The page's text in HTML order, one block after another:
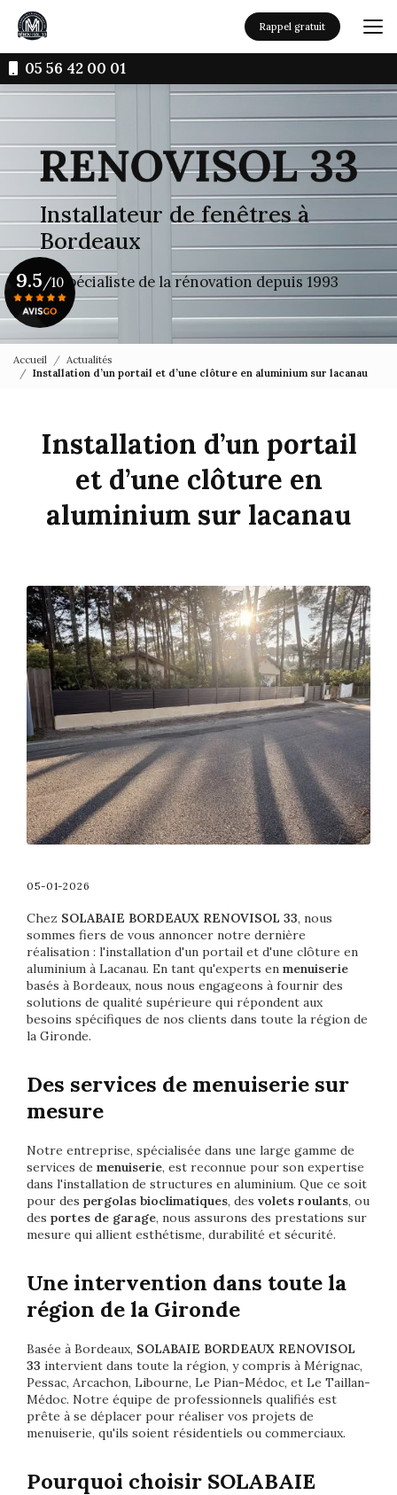
Aller
contenu
principal05 56 42 00 01
Rappel gratuit
Installateur de fenêtres à
Bordeaux
Le spécialiste de la rénovation depuis 1993
9.5 /10
Accueil
Actualités
Installation d’un portail et d’une clôture en aluminium sur lacanau
Installation d’un portail
et d’une clôture en
aluminium sur lacanau
05-01-2026
Chez SOLABAIE BORDEAUX RENOVISOL 33, nous
sommes fiers de vous annoncer notre dernière
réalisation : l'installation d'un portail et d'une clôture en
aluminium à Lacanau. En tant qu'experts en menuiserie
basés à Bordeaux, nous nous engageons à fournir des
solutions de qualité supérieure qui répondent aux
besoins spécifiques de nos clients dans toute la région de
la Gironde.
Des services de menuiserie sur
mesure
Notre entreprise, spécialisée dans une large gamme de
services de menuiserie, est reconnue pour son expertise
dans l'installation de structures en aluminium. Que ce soit
pour des pergolas bioclimatiques, des volets roulants, ou
des portes de garage, nous assurons des prestations sur
mesure qui allient esthétisme, durabilité et sécurité.
Une intervention dans toute la
région de la Gironde
Basée à Bordeaux, SOLABAIE BORDEAUX RENOVISOL
33 intervient dans toute la région, y compris à Mérignac,
Pessac, Arcachon, Libourne, Le Pian-Médoc, et Le Taillan-
Médoc. Notre équipe de professionnels qualifiés est
prête à se déplacer pour réaliser vos projets de
menuiserie, qu'ils soient résidentiels ou commerciaux.
Pourquoi choisir SOLABAIE